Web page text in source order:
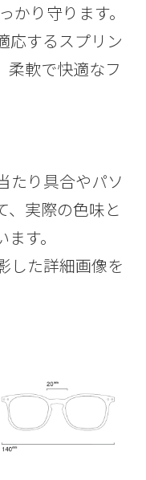
かり守ります。
応するスプリン
柔軟で快適なフ
たり具合やパソ
、実際の色味と
す。
した詳細画像を